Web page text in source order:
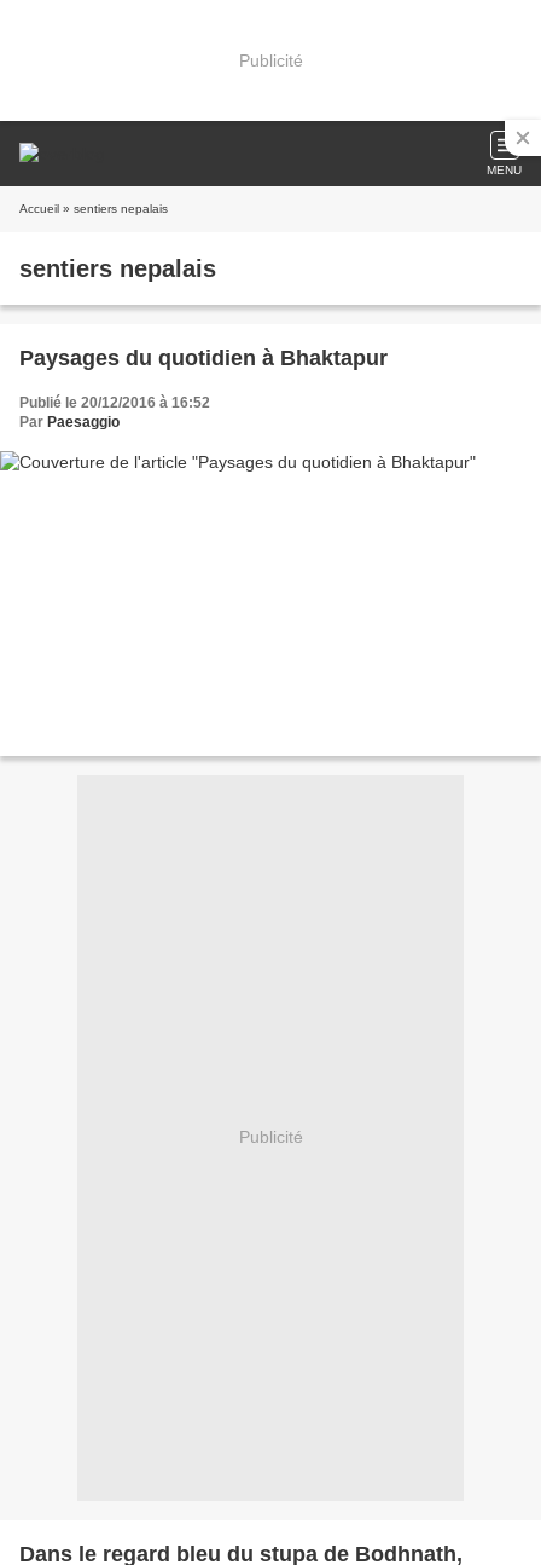
Publicité
MENU
Accueil » sentiers nepalais
sentiers nepalais
Paysages du quotidien à Bhaktapur
Publié le 20/12/2016 à 16:52
Par Paesaggio
Publicité
Dans le regard bleu du stupa de Bodhnath,